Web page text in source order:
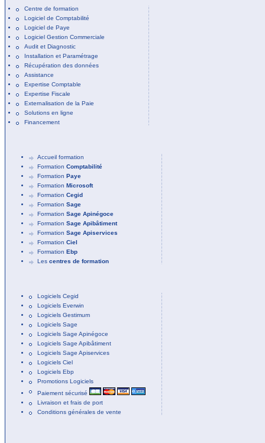
Centre de formation
Logiciel de Comptabilité
Logiciel de Paye
Logiciel Gestion Commerciale
Audit et Diagnostic
Installation et Paramétrage
Récupération des données
Assistance
Expertise Comptable
Expertise Fiscale
Externalisation de la Paie
Solutions en ligne
Financement
Accueil formation
Formation Comptabilité
Formation Paye
Formation Microsoft
Formation Cegid
Formation Sage
Formation Sage Apinégoce
Formation Sage Apibâtiment
Formation Sage Apiservices
Formation Ciel
Formation Ebp
Les centres de formation
Logiciels Cegid
Logiciels Everwin
Logiciels Gestimum
Logiciels Sage
Logiciels Sage Apinégoce
Logiciels Sage Apibâtiment
Logiciels Sage Apiservices
Logiciels Ciel
Logiciels Ebp
Promotions Logiciels
Paiement sécurisé
Livraison et frais de port
Conditions générales de vente